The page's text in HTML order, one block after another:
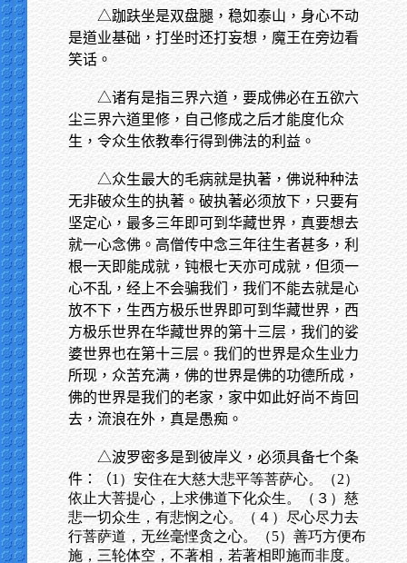
△跏趺坐是双盘腿，稳如泰山，身心不动
是道业基础，打坐时还打妄想，魔王在旁边看
笑话。
△诸有是指三界六道，要成佛必在五欲六
尘三界六道里修，自己修成之后才能度化众
生，令众生依教奉行得到佛法的利益。
△众生最大的毛病就是执著，佛说种种法
无非破众生的执著。破执著必须放下，只要有
坚定心，最多三年即可到华藏世界，真要想去
就一心念佛。高僧传中念三年往生者甚多，利
根一天即能成就，钝根七天亦可成就，但须一
心不乱，经上不会骗我们，我们不能去就是心
放不下，生西方极乐世界即可到华藏世界，西
方极乐世界在华藏世界的第十三层，我们的娑
婆世界也在第十三层。我们的世界是众生业力
所现，众苦充满，佛的世界是佛的功德所成，
佛的世界是我们的老家，家中如此好尚不肯回
去，流浪在外，真是愚痴。
△波罗密多是到彼岸义，必须具备七个条
件：（1）安住在大慈大悲平等菩萨心。（2）
依止大菩提心，上求佛道下化众生。（３）慈
悲一切众生，有悲悯之心。（４）尽心尽力去
行菩萨道，无丝毫悭贪之心。（5）善巧方便布
施，三轮体空，不著相，若著相即施而非度。